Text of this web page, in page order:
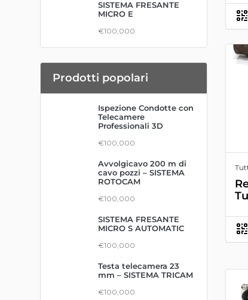
SISTEMA FRESANTE
MICRO E
€100,000
Prodotti popolari
Ispezione Condotte con
Telecamere
Professionali 3D
€100,000
Avvolgicavo 200 m di
cavo pozzi – SISTEMA
ROTOCAM
€100,000
SISTEMA FRESANTE
MICRO S AUTOMATIC
€100,000
Testa telecamera 23
mm – SISTEMA TRICAM
€100,000